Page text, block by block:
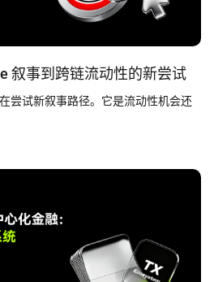
叙事到跨链流动性的新尝试
尝试新叙事路径。它是流动性机会还